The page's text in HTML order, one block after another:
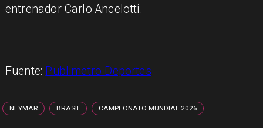
entrenador Carlo Ancelotti.
Fuente: Publimetro Deportes
NEYMAR BRASIL CAMPEONATO MUNDIAL 2026